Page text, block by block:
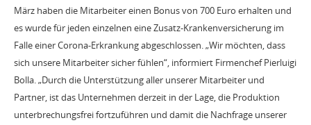
März haben die Mitarbeiter einen Bonus von 700 Euro erhalten und
es wurde für jeden einzelnen eine Zusatz-Krankenversicherung im
Falle einer Corona-Erkrankung abgeschlossen. „Wir möchten, dass
sich unsere Mitarbeiter sicher fühlen“, informiert Firmenchef Pierluigi
Bolla. „Durch die Unterstützung aller unserer Mitarbeiter und
Partner, ist das Unternehmen derzeit in der Lage, die Produktion
unterbrechungsfrei fortzuführen und damit die Nachfrage unserer